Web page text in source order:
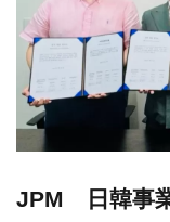
JPM 日韓事